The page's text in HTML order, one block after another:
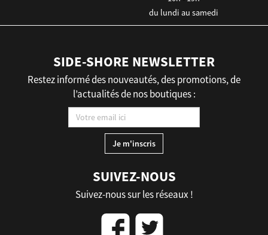
du lundi au samedi
SIDE-SHORE NEWSLETTER
Restez informé des nouveautés, des promotions, de
l’actualités de nos boutiques :
SUIVEZ-NOUS
Suivez-nous sur les réseaux !